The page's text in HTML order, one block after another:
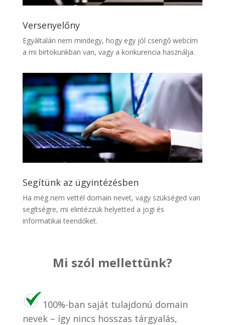
Versenyelőny
Egyáltalán nem mindegy, hogy egy jól csengő webcím
a mi birtokunkban van, vagy a konkurencia használja.
Segítünk az ügyintézésben
Ha még nem vettél domain nevet, vagy szükséged van
segítségre, mi elintézzük helyetted a jogi és
informatikai teendőket.
Mi szól mellettünk?
100%-ban saját tulajdonú domain
nevek – így nincs hosszas tárgyalás,